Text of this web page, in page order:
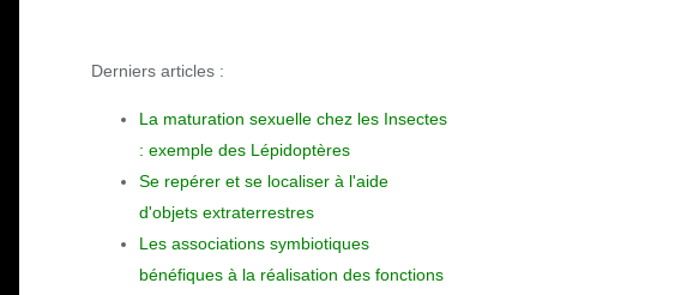
Derniers articles :
La maturation sexuelle chez les Insectes
: exemple des Lépidoptères
Se repérer et se localiser à l'aide
d'objets extraterrestres
Les associations symbiotiques
bénéfiques à la réalisation des fonctions